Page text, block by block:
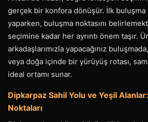
gerçek bir konfora dönüşür. İlk buluşma
yaparken, buluşma noktasını
seçimine kadar her ayrıntı önem taşır.
arkadaşlarımızla yapacağınız
veya doğa içinde bir yürüyüş rotası,
ideal ortamı sunar.
Dipkarpaz Sahil Yolu ve Yeşil
Noktaları